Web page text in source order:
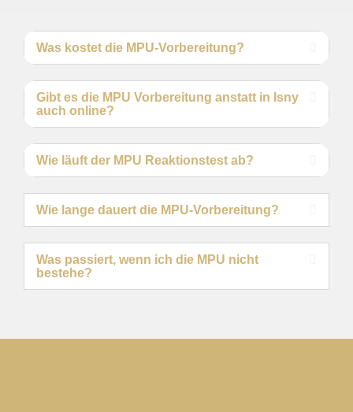
Was kostet die MPU-Vorbereitung?
Gibt es die MPU Vorbereitung anstatt in Isny
auch online?
Wie läuft der MPU Reaktionstest ab?
Wie lange dauert die MPU-Vorbereitung?
Was passiert, wenn ich die MPU nicht
bestehe?